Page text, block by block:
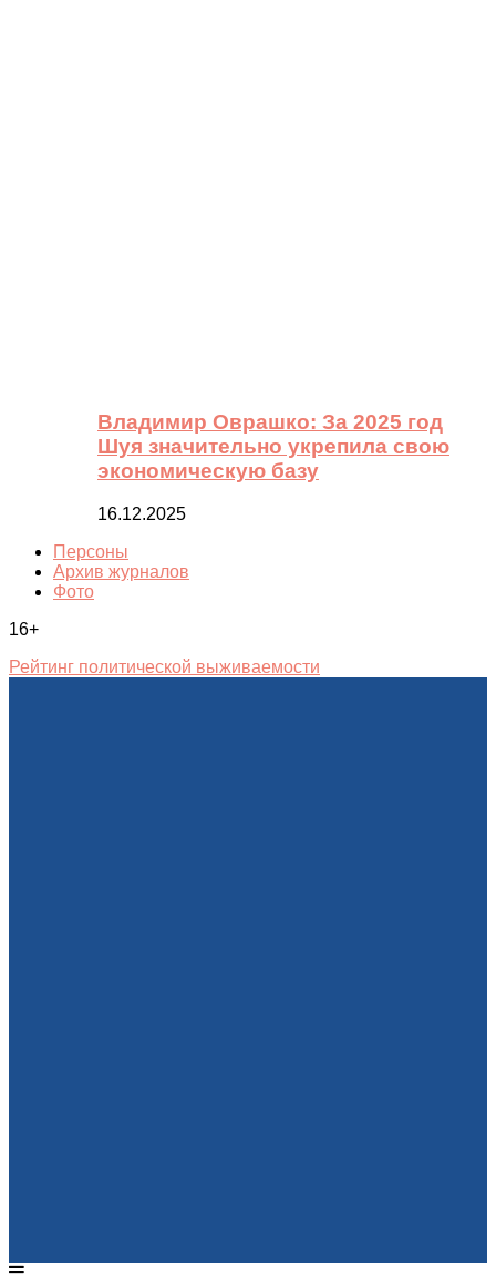
Владимир Оврашко: За 2025 год
Шуя значительно укрепила свою
экономическую базу
16.12.2025
Персоны
Архив журналов
Фото
16+
Рейтинг политической выживаемости